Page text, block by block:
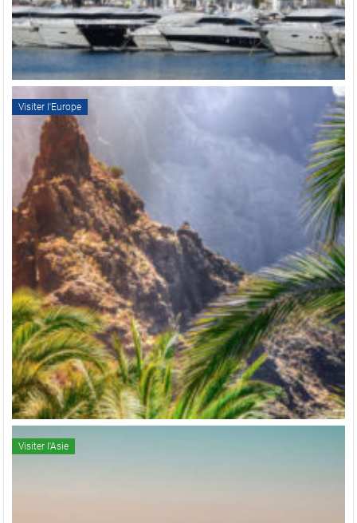
Visiter l'Europe
Visiter l'Asie